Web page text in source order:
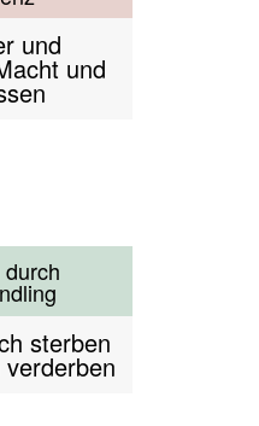
das
Münchner
d'Wiesn